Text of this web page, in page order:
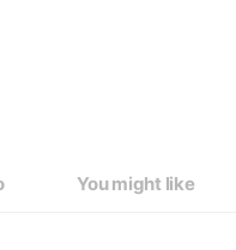
You might like